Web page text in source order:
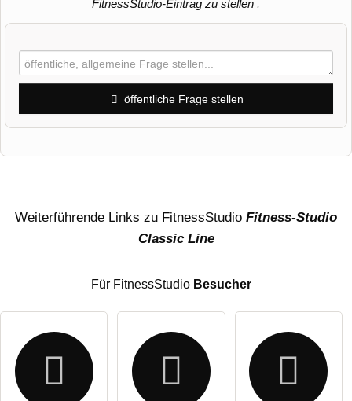
FitnessStudio-Eintrag zu stellen .
öffentliche Frage stellen
Weiterführende Links zu FitnessStudio Fitness-Studio
Classic Line
Für FitnessStudio Besucher